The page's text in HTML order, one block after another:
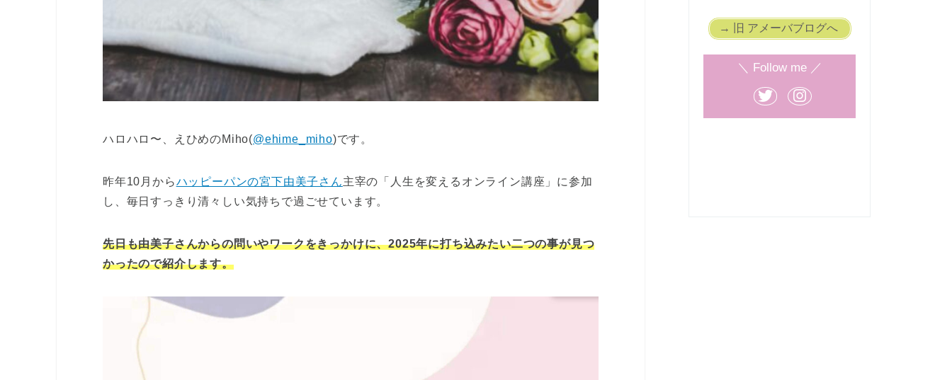
ハロハロ〜、えひめのMiho(@ehime_miho)です。
昨年10月からハッピーパンの宮下由美子さん主宰の「人生を変えるオンライン講座」に参加
し、毎日すっきり清々しい気持ちで過ごせています。
先日も由美子さんからの問いやワークをきっかけに、2025年に打ち込みたい二つの事が見つ
かったので紹介します。
→ 旧 アメーバブログへ
＼ Follow me ／